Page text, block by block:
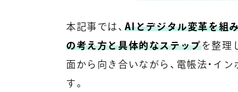
本記事では、 AIとデジタル変革を組
の考え方と具体的なステップを整理
面から向き合いながら、電帳法・イ
す。